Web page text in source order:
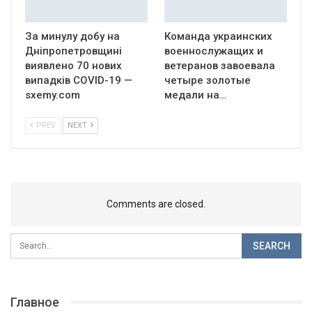
За минулу добу на
Дніпропетровщині
виявлено 70 нових
випадків COVID-19 —
sxemy.com
Команда украинских
военнослужащих и
ветеранов завоевала
четыре золотые
медали на…
PREV NEXT
Comments are closed.
Главное